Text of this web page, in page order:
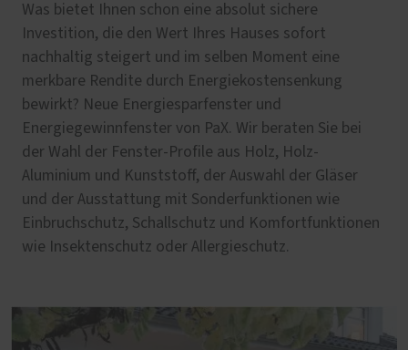
Was bietet Ihnen schon eine absolut sichere
Investition, die den Wert Ihres Hauses sofort
nachhaltig steigert und im selben Moment eine
merkbare Rendite durch Energiekostensenkung
bewirkt? Neue Energiesparfenster und
Energiegewinnfenster von PaX. Wir beraten Sie bei
der Wahl der Fenster-Profile aus Holz, Holz-
Aluminium und Kunststoff, der Auswahl der Gläser
und der Ausstattung mit Sonderfunktionen wie
Einbruchschutz, Schallschutz und Komfortfunktionen
wie Insektenschutz oder Allergieschutz.